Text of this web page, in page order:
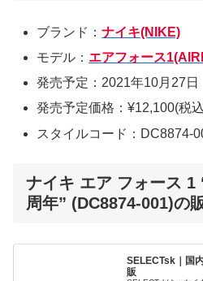
ブランド：ナイキ(NIKE)
モデル： エアフォース
発売予定：2021年10月27日
発売予定価格：¥12,100(税
スタイルコード：DC8874-
ナイキ エア フォース 1
周年” (DC8874-001)の
SELECTsk｜国
販